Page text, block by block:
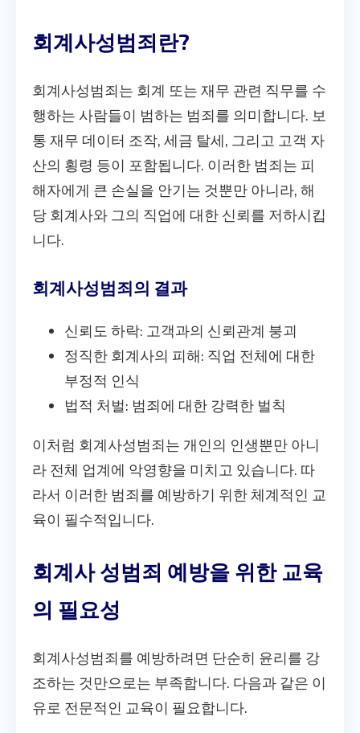
회계사성범죄란?
회계사성범죄는 회계 또는 재무 관련 직무를 수
행하는 사람들이 범하는 범죄를 의미합니다. 보
통 재무 데이터 조작, 세금 탈세, 그리고 고객 자
산의 횡령 등이 포함됩니다. 이러한 범죄는 피
해자에게 큰 손실을 안기는 것뿐만 아니라, 해
당 회계사와 그의 직업에 대한 신뢰를 저하시킵
니다.
회계사성범죄의 결과
신뢰도 하락: 고객과의 신뢰관계 붕괴
정직한 회계사의 피해: 직업 전체에 대한
부정적 인식
법적 처벌: 범죄에 대한 강력한 벌칙
이처럼 회계사성범죄는 개인의 인생뿐만 아니
라 전체 업계에 악영향을 미치고 있습니다. 따
라서 이러한 범죄를 예방하기 위한 체계적인 교
육이 필수적입니다.
회계사 성범죄 예방을 위한 교육
의 필요성
회계사성범죄를 예방하려면 단순히 윤리를 강
조하는 것만으로는 부족합니다. 다음과 같은 이
유로 전문적인 교육이 필요합니다.